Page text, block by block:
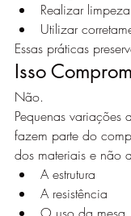
Realizar
Utilizar
Essas práticas
Isso
Não.
Pequenas
fazem parte do
dos materiais e não
A estrutura
A resistência